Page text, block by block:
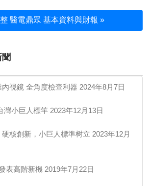
醫電鼎眾 基本資料與財報 »
視鏡 全角度檢查利器 2024年8月7日
灣小巨人標竿 2023年12月13日
核創新，小巨人標準树立 2023年12月
表高階新機 2019年7月22日